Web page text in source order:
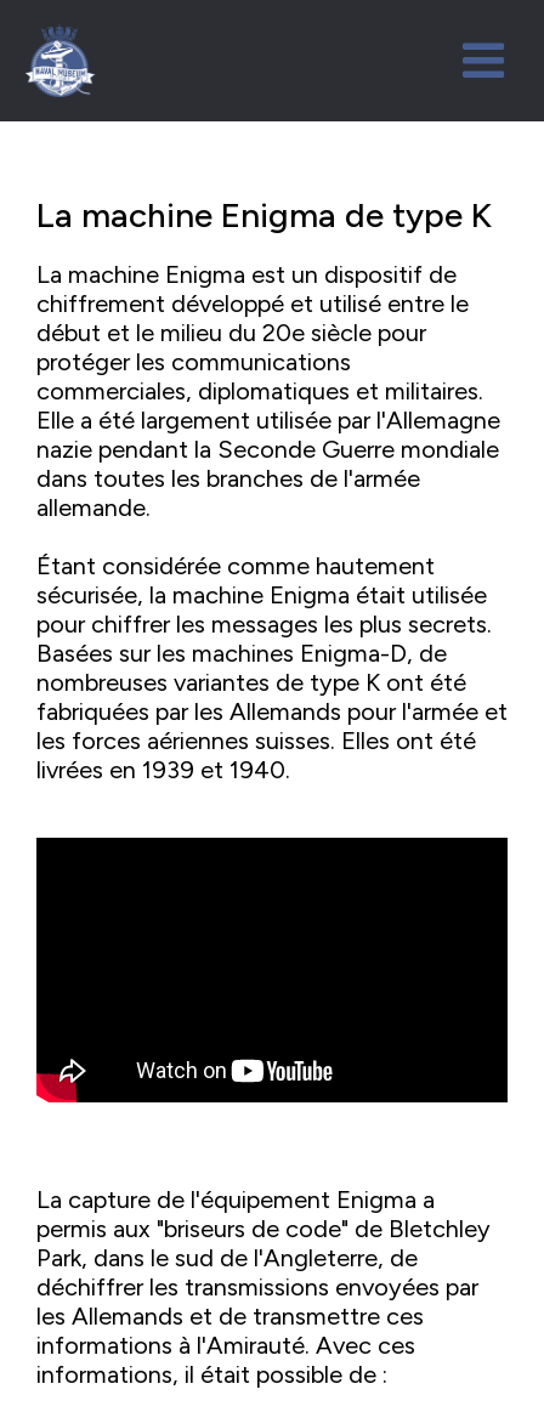
La machine Enigma de type K
La machine Enigma est un dispositif de
chiffrement développé et utilisé entre le
début et le milieu du 20e siècle pour
protéger les communications
commerciales, diplomatiques et militaires.
Elle a été largement utilisée par l'Allemagne
nazie pendant la Seconde Guerre mondiale
dans toutes les branches de l'armée
allemande.
Étant considérée comme hautement
sécurisée, la machine Enigma était utilisée
pour chiffrer les messages les plus secrets.
Basées sur les machines Enigma-D, de
nombreuses variantes de type K ont été
fabriquées par les Allemands pour l'armée et
les forces aériennes suisses. Elles ont été
livrées en 1939 et 1940.
La capture de l'équipement Enigma a
permis aux "briseurs de code" de Bletchley
Park, dans le sud de l'Angleterre, de
déchiffrer les transmissions envoyées par
les Allemands et de transmettre ces
informations à l'Amirauté. Avec ces
informations, il était possible de :